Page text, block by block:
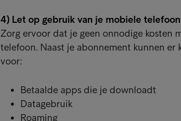
4) Let op gebruik van je mobiele telefoon
Zorg ervoor dat je geen onnodige kosten
telefoon. Naast je abonnement kunnen
voor:
Betaalde apps die je downloadt
Datagebruik
Roaming